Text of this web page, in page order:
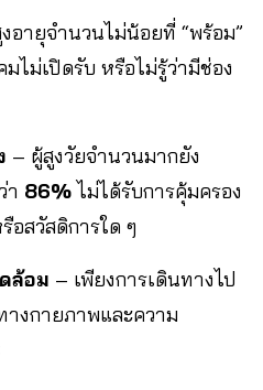
อายุจำนวนไม่น้อยที่ “พร้อม”
มไม่เปิดรับ หรือไม่รู้ว่ามีช่อง
– ผู้สูงวัยจำนวนมากยัง
า 86% ไม่ได้รับการคุ้มครอง
อสวัสดิการใด ๆ
ล้อม – เพียงการเดินทางไป
างกายภาพและความ